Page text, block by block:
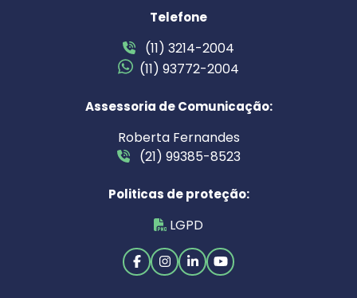
Telefone
(11) 3214-2004
(11) 93772-2004
Assessoria de Comunicação:
Roberta Fernandes
(21) 99385-8523
Politicas de proteção:
LGPD